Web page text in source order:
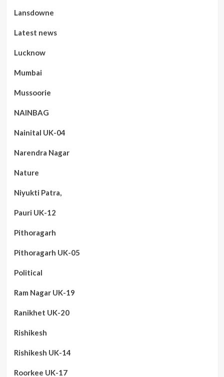
Lansdowne
Latest news
Lucknow
Mumbai
Mussoorie
NAINBAG
Nainital UK-04
Narendra Nagar
Nature
Niyukti Patra,
Pauri UK-12
Pithoragarh
Pithoragarh UK-05
Political
Ram Nagar UK-19
Ranikhet UK-20
Rishikesh
Rishikesh UK-14
Roorkee UK-17